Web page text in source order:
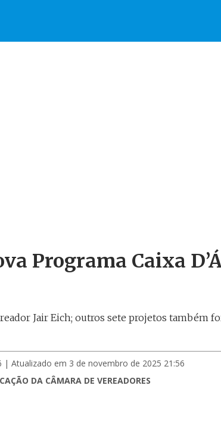
Programa Caixa
Jair Eich; outros sete projetos também
| Atualizado em 3 de novembro de 2025 21:56
DA CÂMARA DE VEREADORES